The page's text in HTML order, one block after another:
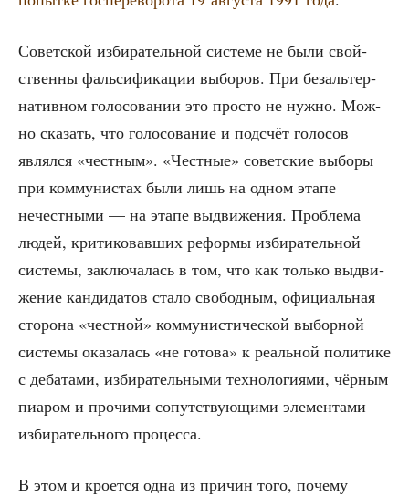
Совет­ской изби­ра­тель­ной систе­ме не были свой­
ствен­ны фаль­си­фи­ка­ции выбо­ров. При без­аль­тер­
на­тив­ном голо­со­ва­нии это про­сто не нуж­но. Мож­
но ска­зать, что голо­со­ва­ние и под­счёт голо­сов
являл­ся «чест­ным». «Чест­ные» совет­ские выбо­ры
при ком­му­ни­стах были лишь на одном эта­пе
нечест­ны­ми — на эта­пе выдви­же­ния. Про­бле­ма
людей, кри­ти­ко­вав­ших рефор­мы изби­ра­тель­ной
систе­мы, заклю­ча­лась в том, что как толь­ко выдви­
же­ние кан­ди­да­тов ста­ло сво­бод­ным, офи­ци­аль­ная
сто­ро­на «чест­ной» ком­му­ни­сти­че­ской выбор­ной
систе­мы ока­за­лась «не гото­ва» к реаль­ной поли­ти­ке
с деба­та­ми, изби­ра­тель­ны­ми тех­но­ло­ги­я­ми, чёр­ным
пиа­ром и про­чи­ми сопут­ству­ю­щи­ми эле­мен­та­ми
изби­ра­тель­но­го процесса.
В этом и кро­ет­ся одна из при­чин того, поче­му